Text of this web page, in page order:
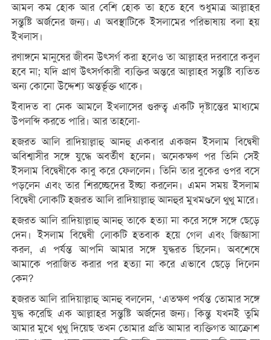
আমল কম হোক আর বেশি হোক তা হতে হবে শুধুমাত্র আল্লাহর
সন্তুষ্টি অর্জনের জন্য। এ অবস্থাটিকে ইসলামের পরিভাষায় বলা হয়
ইখলাস।
রণাঙ্গনে মানুষের জীবন উৎসর্গ করা হলেও তা আল্লাহর দরবারে কবুল
হবে না; যদি প্রাণ উৎসর্গকারী ব্যক্তির অন্তরে আল্লাহর সন্তুষ্টি ব্যতিত
অন্য কোনো উদ্দেশ্য অন্তর্ভূক্ত থাকে।
ইবাদত বা নেক আমলে ইখলাসের গুরুত্ব একটি দৃষ্টান্তের মাধ্যমে
উপলব্দি করতে পারি। আর তাহলো-
হজরত আলি রাদিয়াল্লাহু আনহু একবার একজন ইসলাম বিদ্বেষী
অবিশ্বাসীর সঙ্গে যুদ্ধে অবর্তীণ হলেন। অনেকক্ষণ পর তিনি সেই
ইসলাম বিদ্বেষীকে কাবু করে ফেললেন। তিনি তার বুকের ওপর বসে
পড়লেন এবং তার শিরচ্ছেদের ইচ্ছা করলেন। এমন সময় ইসলাম
বিদ্বেষী লোকটি হজরত আলি রাদিয়াল্লাহু আনহুর মুখমণ্ডলে থুথু মারে।
হজরত আলি রাদিয়াল্লাহু আনহু তাকে হত্যা না করে সঙ্গে সঙ্গে ছেড়ে
দেন। ইসলাম বিদ্বেষী লোকটি হতবাক হয়ে গেল এবং জিজ্ঞাসা
করল, এ পর্যন্ত আপনি আমার সঙ্গে যুদ্ধরত ছিলেন। অবশেষে
আমাকে পরাজিত করার পর হত্যা না করে এভাবে ছেড়ে দিলেন
কেন?
হজরত আলি রাদিয়াল্লাহু আনহু বললেন, ‘এতক্ষণ পর্যন্ত তোমার সঙ্গে
যুদ্ধ করেছি এক আল্লাহর সন্তুষ্টি অর্জনের জন্য। কিন্তু যখনই তুমি
আমার মুখে থুথু দিয়েছ তখন তোমার প্রতি আমার ব্যক্তিগত আক্রোশ